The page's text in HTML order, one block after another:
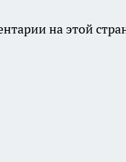
на этой